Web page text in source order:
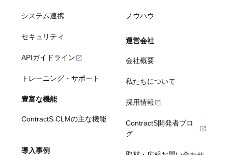
システム連携
セキュリティ
APIガイドライン
トレーニング・サポート
豊富な機能
ContractS CLMの主な機能
導入事例
ノウハウ
運営会社
会社概要
私たちについて
採用情報
ContractS開発者ブロ
グ